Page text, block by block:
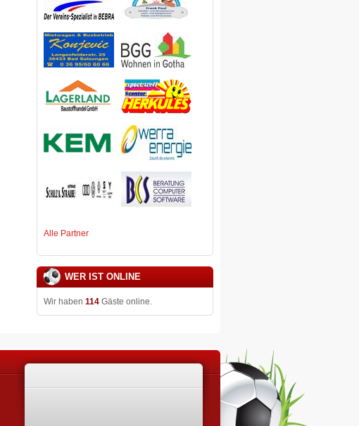
Alle Partner
WER IST ONLINE
Wir haben 114Gäste online.